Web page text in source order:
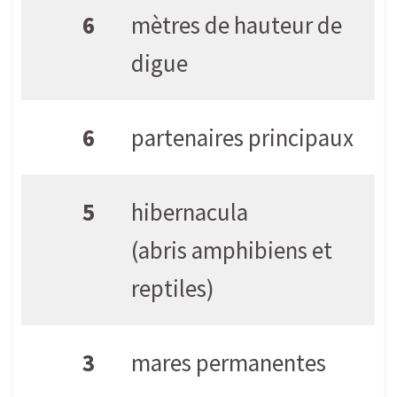
6
mètres de hauteur de
digue
6 partenaires principaux
5
hibernacula
(abris amphibiens et
reptiles)
3 mares permanentes